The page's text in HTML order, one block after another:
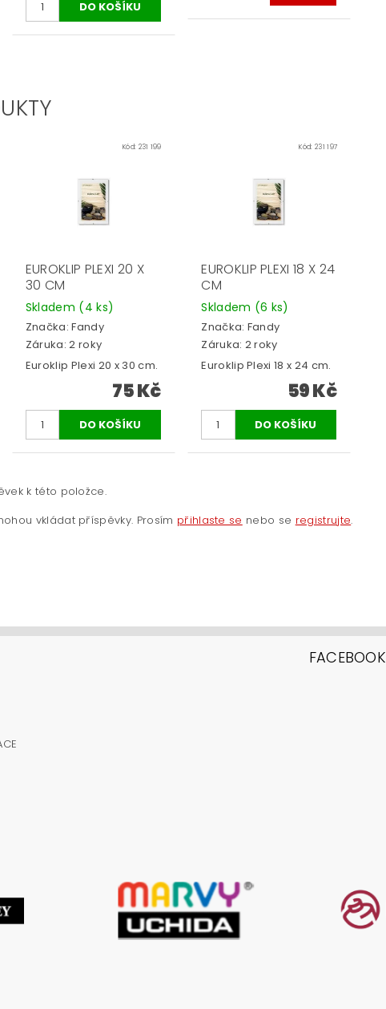
Kód: 231 199
EUROKLIP PLEXI 20 X
30 CM
Skladem (4 ks)
Značka:Fandy
Záruka: 2 roky
Euroklip Plexi 20 x 30 cm.
75 Kč
Kód: 231 197
EUROKLIP PLEXI 18 X 24
CM
Skladem (6 ks)
Značka: Fandy
Záruka: 2 roky
Euroklip Plexi 18 x 24 cm.
59 Kč
k této položce.
vkládat příspěvky. Prosím přihlaste se nebo se registrujte.
FACEBOOK